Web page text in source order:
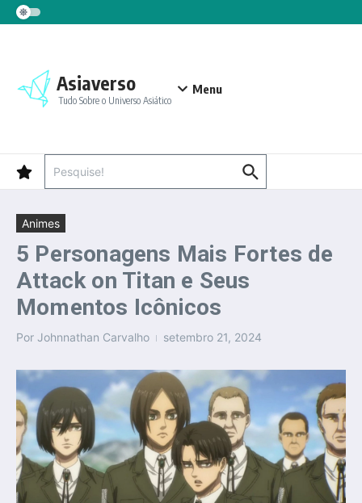
Ir para o conteúdo
Asiaverso
Tudo Sobre o Universo Asiático
Menu
Animes
5 Personagens Mais Fortes de
Attack on Titan e Seus
Momentos Icônicos
Por Johnnathan Carvalho setembro 21, 2024